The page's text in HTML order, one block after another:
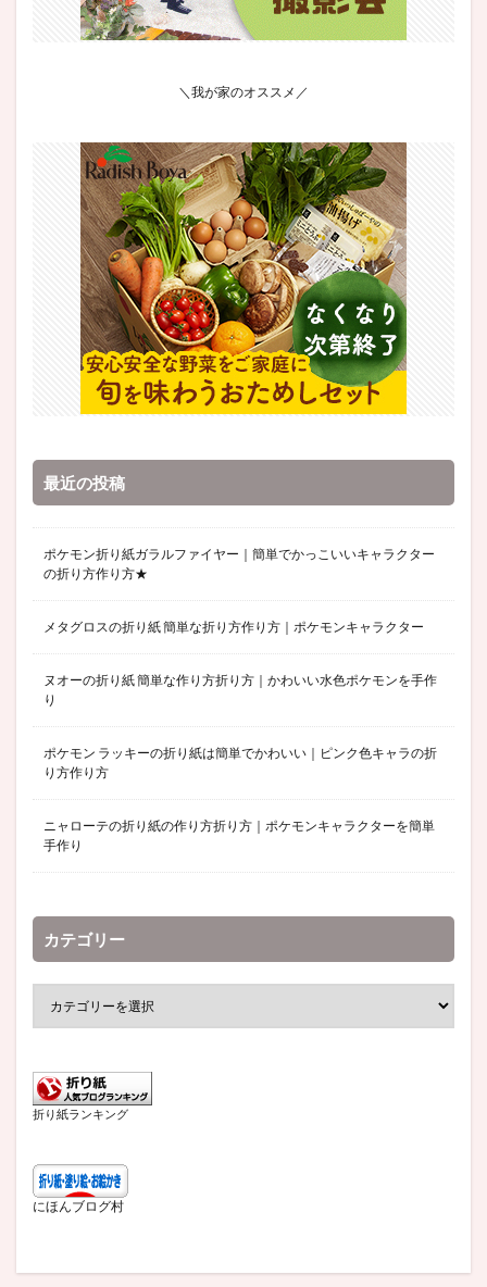
＼我が家のオススメ／
最近の投稿
ポケモン折り紙ガラルファイヤー｜簡単でかっこいいキャラクター
の折り方作り方★
メタグロスの折り紙 簡単な折り方作り方｜ポケモンキャラクター
ヌオーの折り紙 簡単な作り方折り方｜かわいい水色ポケモンを手作
り
ポケモン ラッキーの折り紙は簡単でかわいい｜ピンク色キャラの折
り方作り方
ニャローテの折り紙の作り方折り方｜ポケモンキャラクターを簡単
手作り
カテゴリー
折り紙ランキング
にほんブログ村